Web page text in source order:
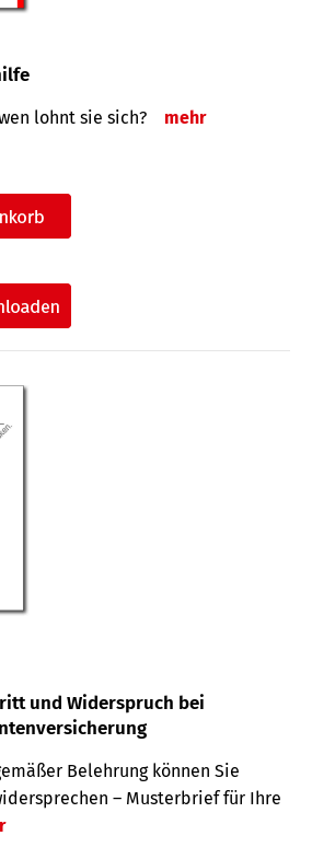
lohnt sie sich? mehr
und Widerspruch bei
Belehrung können Sie
– Musterbrief für Ihre